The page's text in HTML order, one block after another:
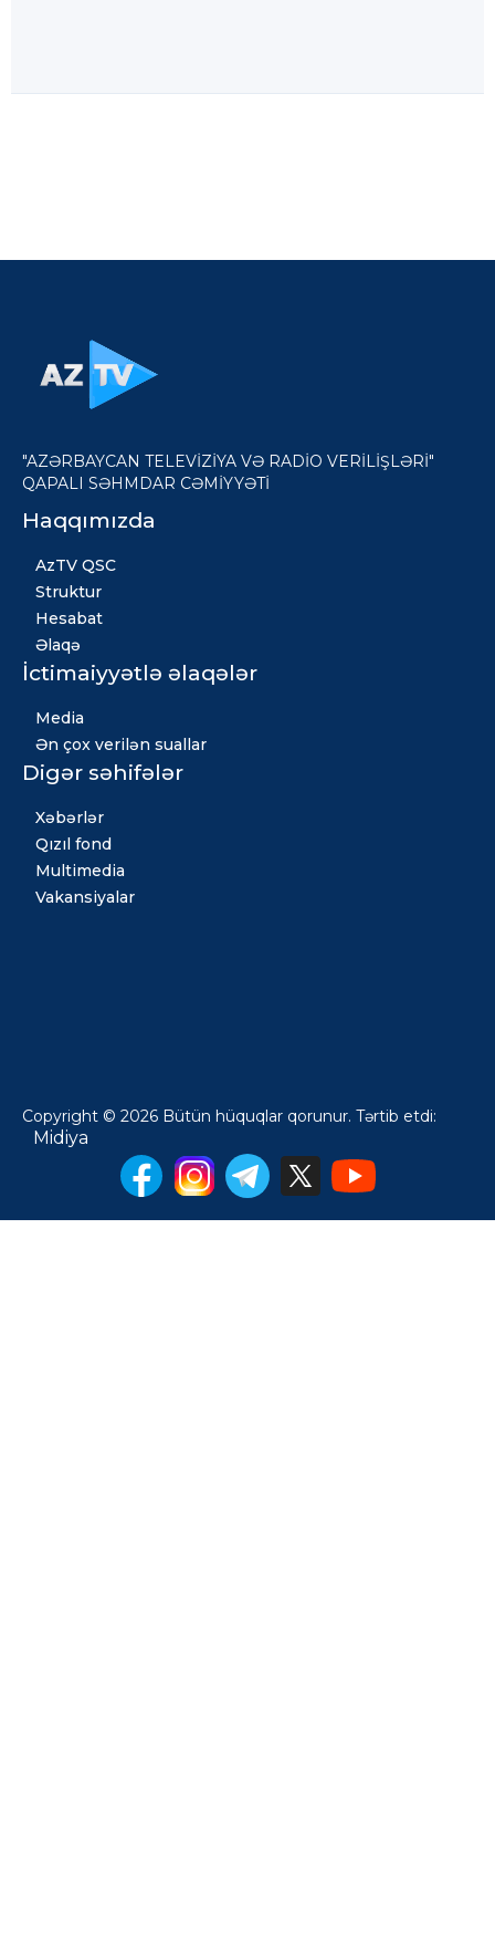
"AZƏRBAYCAN TELEVİZİYA VƏ RADİO VERİLİŞLƏRİ"
QAPALI SƏHMDAR CƏMİYYƏTİ
Haqqımızda
AzTV QSC
Struktur
Hesabat
Əlaqə
İctimaiyyətlə əlaqələr
Media
Ən çox verilən suallar
Digər səhifələr
Xəbərlər
Qızıl fond
Multimedia
Vakansiyalar
Copyright © 2026 Bütün hüquqlar qorunur. Tərtib etdi:
Midiya